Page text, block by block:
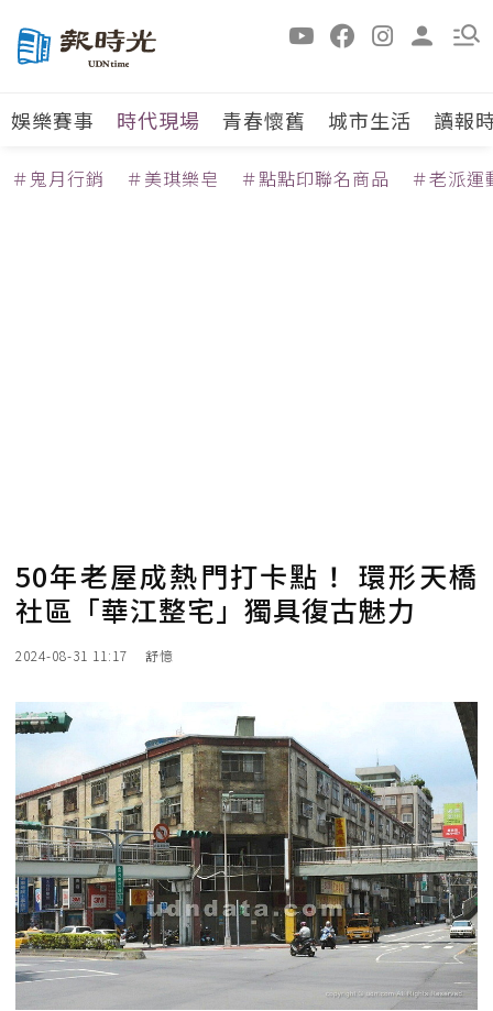
娛樂賽事 時代現場 青春懷舊 城市生活 讀報
＃鬼月行銷 ＃美琪樂皂 ＃點點印聯名商品 ＃老派運
50年老屋成熱門打卡點！ 環形天橋
社區「華江整宅」獨具復古魅力
2024-08-31 11:17 舒憶